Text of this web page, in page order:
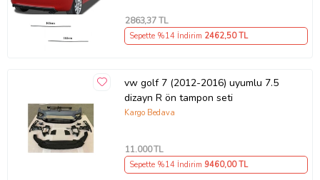
2863,37 TL
Sepette %14 İndirim 2462,50 TL
vw golf 7 (2012-2016) uyumlu 7.5
dizayn R ön tampon seti
Kargo Bedava
11.000TL
Sepette %14 İndirim 9460,00 TL